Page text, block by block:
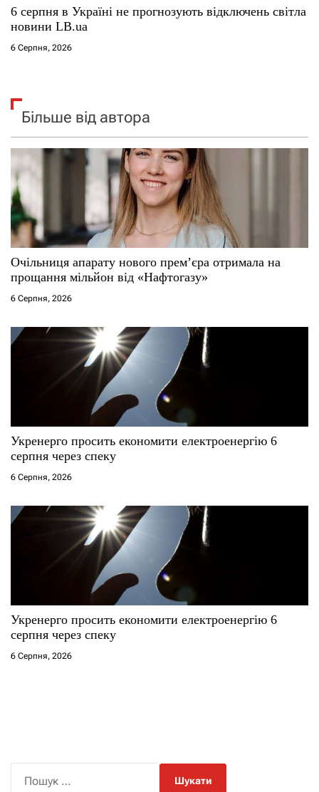
6 серпня в Україні не прогнозують відключень світла
новини LB.ua
6 Серпня, 2026
Більше від автора
Очільниця апарату нового прем’єра отримала на
прощання мільйон від «Нафтогазу»
6 Серпня, 2026
Укренерго просить економити електроенергію 6
серпня через спеку
6 Серпня, 2026
Укренерго просить економити електроенергію 6
серпня через спеку
6 Серпня, 2026